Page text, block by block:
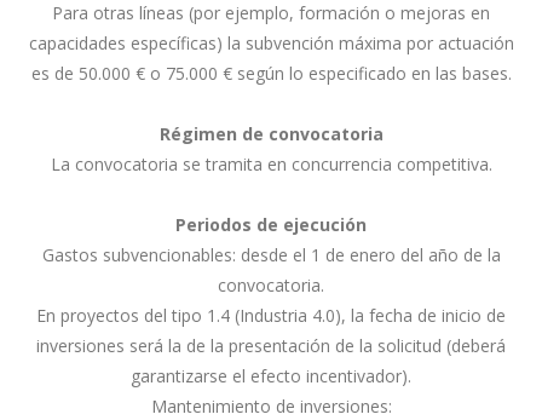
Para otras líneas (por ejemplo, formación o mejoras en
capacidades específicas) la subvención máxima por actuación
es de 50.000 € o 75.000 € según lo especificado en las bases.
Régimen de convocatoria
La convocatoria se tramita en concurrencia competitiva.
Periodos de ejecución
Gastos subvencionables: desde el 1 de enero del año de la
convocatoria.
En proyectos del tipo 1.4 (Industria 4.0), la fecha de inicio de
inversiones será la de la presentación de la solicitud (deberá
garantizarse el efecto incentivador).
Mantenimiento de inversiones: